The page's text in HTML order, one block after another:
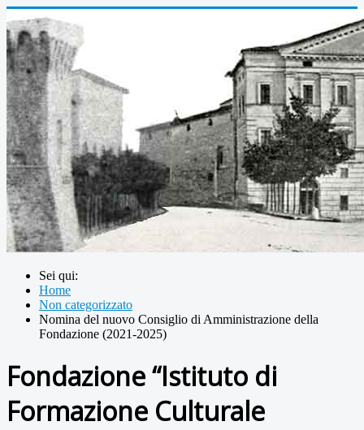
Sei qui:
Home
Non categorizzato
Nomina del nuovo Consiglio di Amministrazione della
Fondazione (2021-2025)
Fondazione “Istituto di
Formazione Culturale